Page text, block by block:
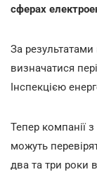
сферах
За
визначатися
Iнспекцією
Тепер компанії
можуть
два та три роки